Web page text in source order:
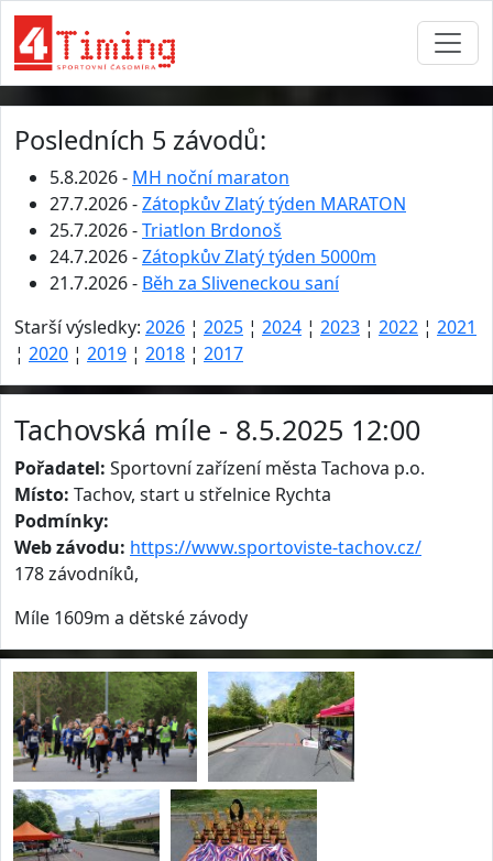
Posledních 5 závodů:
5.8.2026 - MH noční maraton
27.7.2026 -Zátopkův Zlatý týden MARATON
25.7.2026 -Triatlon Brdonoš
24.7.2026 -Zátopkův Zlatý týden 5000m
21.7.2026 - Běh za Sliveneckou saní
Starší výsledky: 2026 ¦ 2025 ¦ 2024 ¦ 2023 ¦ 2022 ¦ 2021
¦ 2020 ¦ 2019 ¦ 2018 ¦ 2017
Tachovská míle - 8.5.2025 12:00
Pořadatel: Sportovní zařízení města Tachova p.o.
Místo: Tachov, start u střelnice Rychta
Podmínky:
Web závodu: https://www.sportoviste-tachov.cz/
178 závodníků,
Míle 1609m a dětské závody